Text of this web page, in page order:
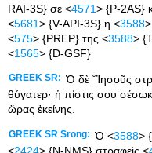
RAI-3S} σε <4571> {P-2AS}
<5681> {V-API-3S} η <3588
<575> {PREP} της <3588>
<1565> {D-GSF}
GREEK SR: Ὁ δὲ ˚Ἰησοῦς
θύγατερ· ἡ πίστις σου
ὥρας ἐκείνης.
GREEK SR Srong: Ὁ <3588>
<2424> {N-NMS} στραφεὶς <